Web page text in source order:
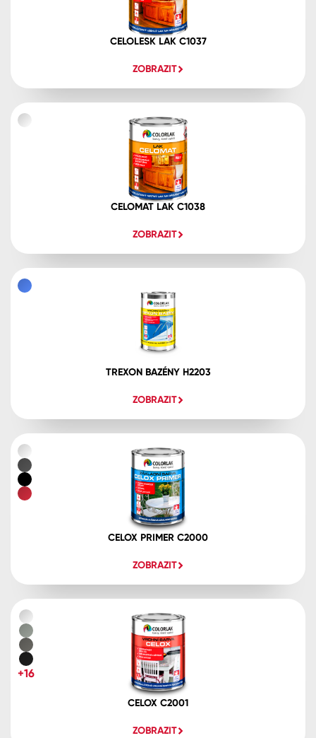
CELOLESK LAK C1037
ZOBRAZIT
CELOMAT LAK C1038
ZOBRAZIT
TREXON BAZÉNY H2203
ZOBRAZIT
CELOX PRIMER C2000
ZOBRAZIT
CELOX C2001
ZOBRAZIT
+16